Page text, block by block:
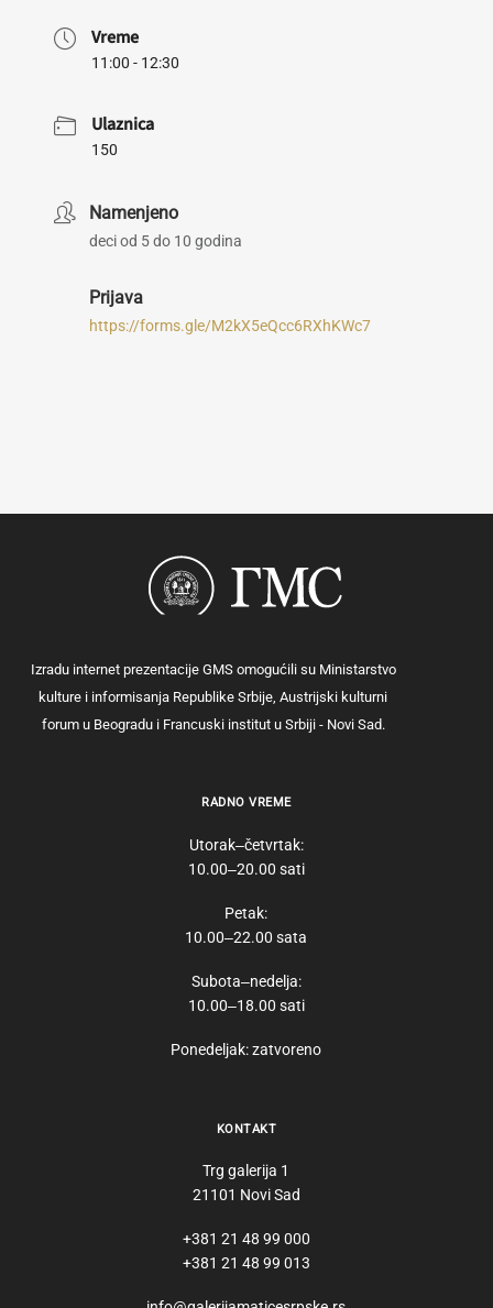
Vreme
11:00 - 12:30
Ulaznica
150
Namenjeno
deci od 5 do 10 godina
Prijava
https://forms.gle/M2kX5eQcc6RXhKWc7
Izradu internet prezentacije GMS omogućili su Ministarstvo
kulture i informisanja Republike Srbije, Austrijski kulturni
forum u Beogradu i Francuski institut u Srbiji - Novi Sad.
RADNO VREME
Utorak‒četvrtak:
10.00‒20.00 sati
Petak:
10.00‒22.00 sata
Subota‒nedelja:
10.00‒18.00 sati
Ponedeljak: zatvoreno
KONTAKT
Trg galerija 1
21101 Novi Sad
+381 21 48 99 000
+381 21 48 99 013